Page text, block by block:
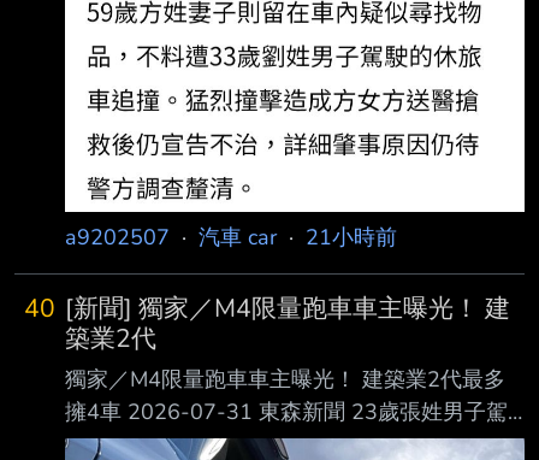
a9202507 · 汽車 car· 21小時前
40 [新聞] 獨家／M4限量跑車車主曝光！ 建
築業2代
獨家／M4限量跑車車主曝光！ 建築業2代最多
擁4車 2026-07-31 東森新聞 23歲張姓男子駕
駛的限量BMW M4跑車30日晚間在高雄漢神巨